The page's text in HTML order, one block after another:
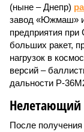
(ныне – Днепр)
завод «Южмаш»
предприятия
больших ракет,
нагрузок в
версий –
дальности Р-
Нелетающий
После получения